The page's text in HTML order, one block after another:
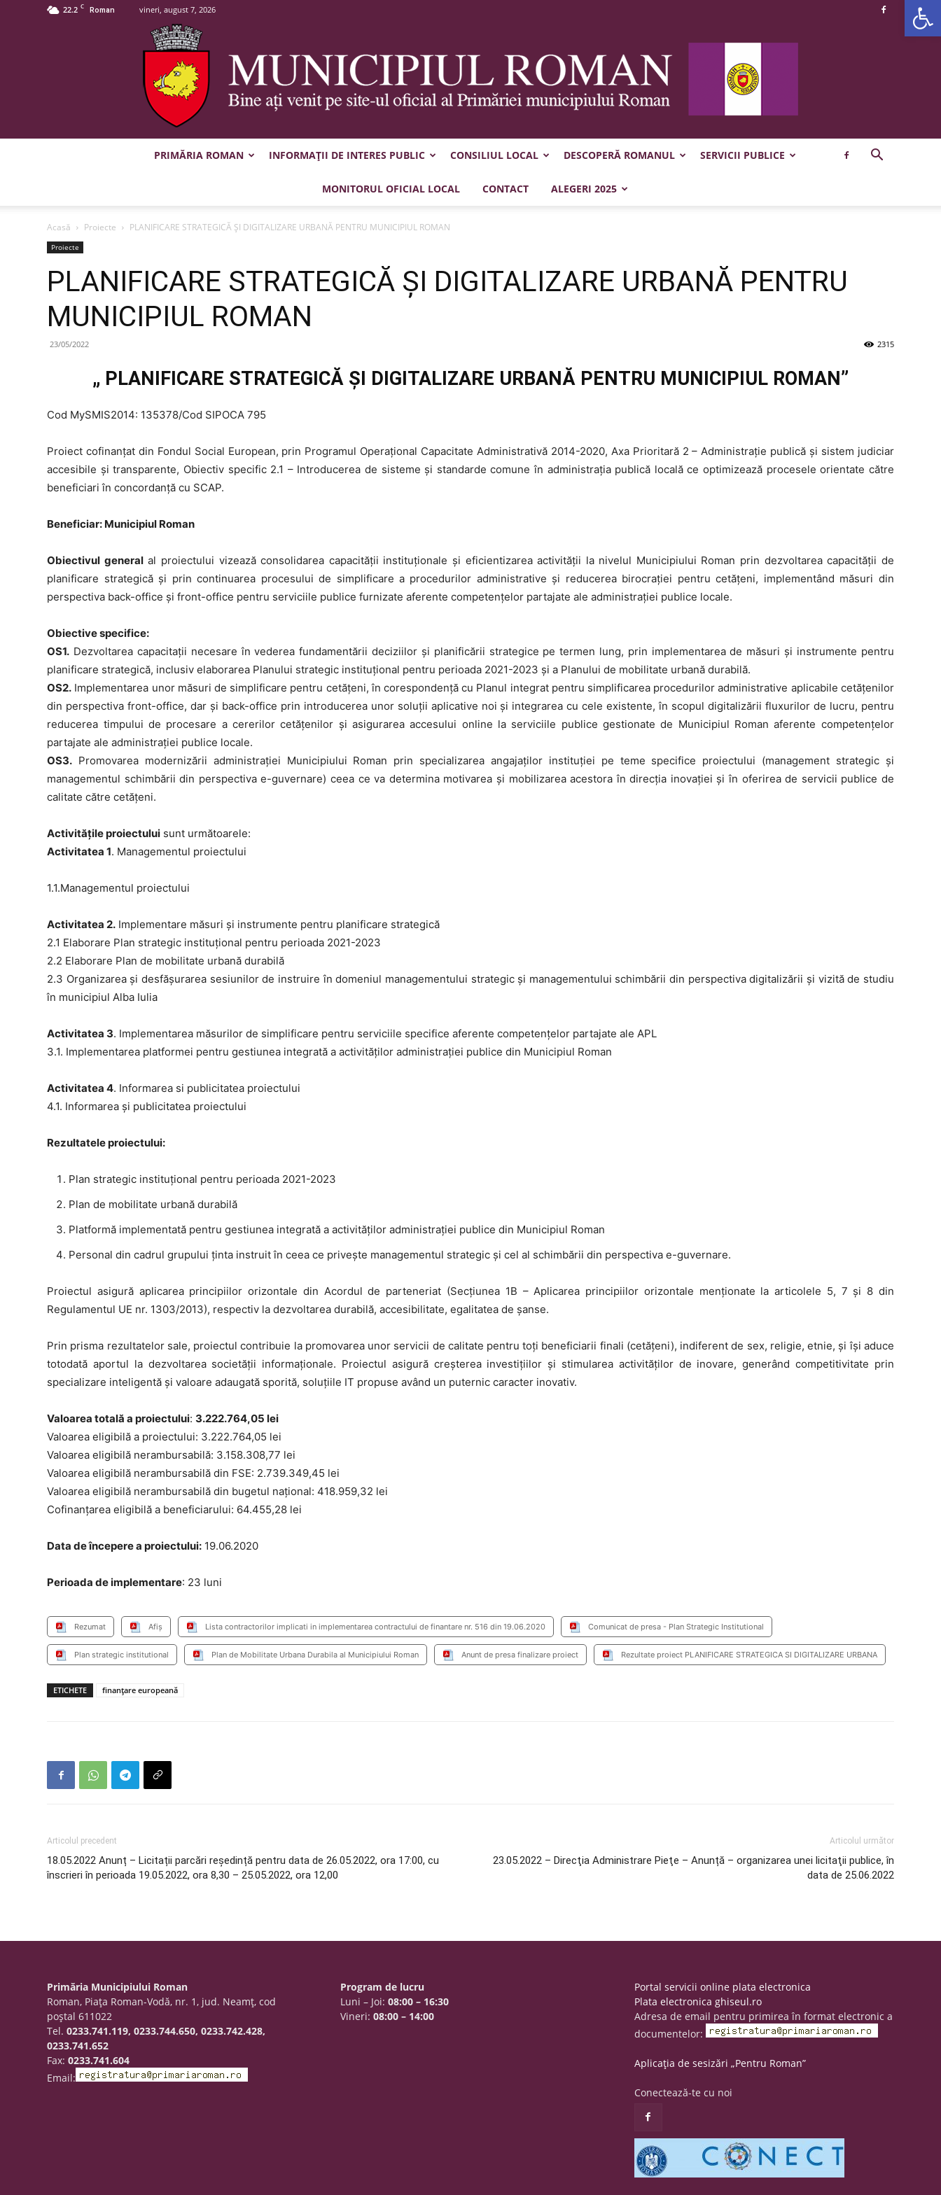
22.2 C Roman vineri, august 7, 2026
Municipiul
Roman
PRIMĂRIA ROMAN INFORMAȚII DE INTERES PUBLIC CONSILIUL LOCAL DESCOPERĂ ROMANUL SERVICII PUBLICE
MONITORUL OFICIAL LOCAL CONTACT ALEGERI 2025
Acasă Proiecte PLANIFICARE STRATEGICĂ ȘI DIGITALIZARE URBANĂ PENTRU MUNICIPIUL ROMAN
Proiecte
PLANIFICARE STRATEGICĂ ȘI DIGITALIZARE URBANĂ PENTRU
MUNICIPIUL ROMAN
23/05/2022 2315
„ PLANIFICARE STRATEGICĂ ȘI DIGITALIZARE URBANĂ PENTRU MUNICIPIUL ROMAN”
Cod MySMIS2014: 135378/Cod SIPOCA 795
Proiect cofinanțat din Fondul Social European, prin Programul Operațional Capacitate Administrativă 2014-2020, Axa Prioritară 2 – Administrație publică și sistem judiciar
accesibile și transparente, Obiectiv specific 2.1 – Introducerea de sisteme și standarde comune în administrația publică locală ce optimizează procesele orientate către
beneficiari în concordanță cu SCAP.
Beneficiar: Municipiul Roman
Obiectivul generalal proiectului vizează consolidarea capacităţii instituţionale şi eficientizarea activităţii la nivelul Municipiului Roman prin dezvoltarea capacității de
planificare strategică şi prin continuarea procesului de simplificare a procedurilor administrative şi reducerea birocraţiei pentru cetăţeni, implementând măsuri din
perspectiva back-office şi front-office pentru serviciile publice furnizate aferente competenţelor partajate ale administraţiei publice locale.
Obiective specifice:
OS1. Dezvoltarea capacitaţii necesare în vederea fundamentării deciziilor și planificării strategice pe termen lung, prin implementarea de măsuri şi instrumente pentru
planificare strategică, inclusiv elaborarea Planului strategic instituţional pentru perioada 2021-2023 şi a Planului de mobilitate urbană durabilă.
OS2. Implementarea unor măsuri de simplificare pentru cetăţeni, în corespondență cu Planul integrat pentru simplificarea procedurilor administrative aplicabile cetăţenilor
din perspectiva front-office, dar și back-office prin introducerea unor soluţii aplicative noi şi integrarea cu cele existente, în scopul digitalizării fluxurilor de lucru, pentru
reducerea timpului de procesare a cererilor cetăţenilor și asigurarea accesului online la serviciile publice gestionate de Municipiul Roman aferente competenţelor
partajate ale administraţiei publice locale.
OS3. Promovarea modernizării administraţiei Municipiului Roman prin specializarea angajaților instituției pe teme specifice proiectului (management strategic şi
managementul schimbării din perspectiva e-guvernare) ceea ce va determina motivarea și mobilizarea acestora în direcția inovației și în oferirea de servicii publice de
calitate către cetățeni.
Activitățile proiectului sunt următoarele:
Activitatea 1. Managementul proiectului
1.1.Managementul proiectului
Activitatea 2. Implementare măsuri şi instrumente pentru planificare strategică
2.1 Elaborare Plan strategic instituţional pentru perioada 2021-2023
2.2 Elaborare Plan de mobilitate urbană durabilă
2.3 Organizarea și desfăşurarea sesiunilor de instruire în domeniul managementului strategic și managementului schimbării din perspectiva digitalizării şi vizită de studiu
în municipiul Alba Iulia
Activitatea 3. Implementarea măsurilor de simplificare pentru serviciile specifice aferente competenţelor partajate ale APL
3.1. Implementarea platformei pentru gestiunea integrată a activităţilor administraţiei publice din Municipiul Roman
Activitatea 4. Informarea si publicitatea proiectului
4.1. Informarea și publicitatea proiectului
Rezultatele proiectului:
Plan strategic instituţional pentru perioada 2021-2023
Plan de mobilitate urbană durabilă
Platformă implementată pentru gestiunea integrată a activităţilor administraţiei publice din Municipiul Roman
Personal din cadrul grupului ţinta instruit în ceea ce priveşte managementul strategic şi cel al schimbării din perspectiva e-guvernare.
Proiectul asigură aplicarea principiilor orizontale din Acordul de parteneriat (Secțiunea 1B – Aplicarea principiilor orizontale menționate la articolele 5, 7 și 8 din
Regulamentul UE nr. 1303/2013), respectiv la dezvoltarea durabilă, accesibilitate, egalitatea de șanse.
Prin prisma rezultatelor sale, proiectul contribuie la promovarea unor servicii de calitate pentru toți beneficiarii finali (cetățeni), indiferent de sex, religie, etnie, și își aduce
totodată aportul la dezvoltarea societății informaționale. Proiectul asigură creșterea investițiilor și stimularea activităților de inovare, generând competitivitate prin
specializare inteligentă și valoare adaugată sporită, soluțiile IT propuse având un puternic caracter inovativ.
Valoarea totală a proiectului: 3.222.764,05 lei
Valoarea eligibilă a proiectului: 3.222.764,05 lei
Valoarea eligibilă nerambursabilă: 3.158.308,77 lei
Valoarea eligibilă nerambursabilă din FSE: 2.739.349,45 lei
Valoarea eligibilă nerambursabilă din bugetul național: 418.959,32 lei
Cofinanțarea eligibilă a beneficiarului: 64.455,28 lei
Data de începere a proiectului: 19.06.2020
Perioada de implementare: 23 luni
Rezumat Afiș Lista contractorilor implicati in implementarea contractului de finantare nr. 516 din 19.06.2020 Comunicat de presa - Plan Strategic Institutional
Plan strategic institutional Plan de Mobilitate Urbana Durabila al Municipiului Roman Anunt de presa finalizare proiect Rezultate proiect PLANIFICARE STRATEGICA SI DIGITALIZARE URBANA
ETICHETE finanţare europeană
Articolul precedent
18.05.2022 Anunț – Licitații parcări reședință pentru data de 26.05.2022, ora 17:00, cu
înscrieri în perioada 19.05.2022, ora 8,30 – 25.05.2022, ora 12,00
Articolul următor
23.05.2022 – Direcţia Administrare Pieţe – Anunță – organizarea unei licitaţii publice, în
data de 25.06.2022
Primăria Municipiului Roman
Roman, Piaţa Roman-Vodă, nr. 1, jud. Neamţ, cod
poştal 611022
Tel.0233.741.119, 0233.744.650, 0233.742.428,
0233.741.652
Fax:0233.741.604
Email:
Program de lucru
Luni – Joi:08:00 – 16:30
Vineri:08:00 – 14:00
Portal servicii online plata electronica
Plata electronica ghiseul.ro
Adresa de email pentru primirea în format electronic a
documentelor:
Aplicația de sesizări „Pentru Roman”
Conectează-te cu noi